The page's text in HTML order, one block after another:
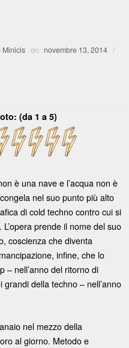
Minicis on novembre 13, 2014 /
(da 1 a 5)
è una nave e l’acqua non è
nel suo punto più alto
di cold techno contro cui si
prende il nome del suo
coscienza che diventa
infine, che lo
– nell’anno del ritorno di
della techno – nell’anno
nel mezzo della
al giorno. Metodo e